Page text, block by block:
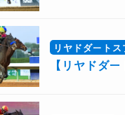
リヤドダートス
【リヤドダ